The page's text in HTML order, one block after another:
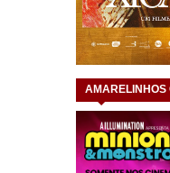
AMARELINHOS